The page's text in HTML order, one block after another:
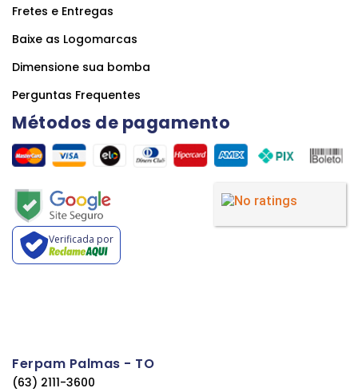
Fretes e Entregas
Baixe as Logomarcas
Dimensione sua bomba
Perguntas Frequentes
Métodos de pagamento
Verificada por
Ferpam Palmas - TO
(63) 2111-3600